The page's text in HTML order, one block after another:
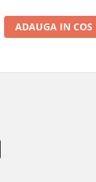
ADAUGA IN COS